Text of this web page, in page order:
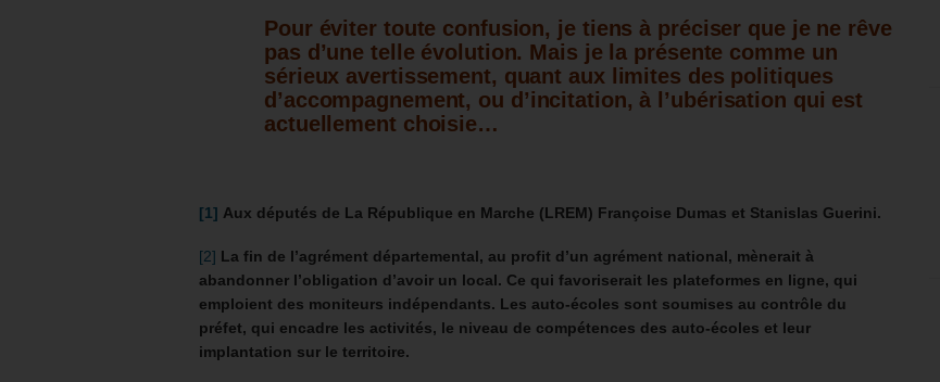
Pour éviter toute confusion, je tiens à préciser que je ne rêve
pas d’une telle évolution. Mais je la présente comme un
sérieux avertissement, quant aux limites des politiques
d’accompagnement, ou d’incitation, à l’ubérisation qui est
actuellement choisie…
[1] Aux députés de La République en Marche (LREM) Françoise Dumas et Stanislas Guerini.
[2] La fin de l’agrément départemental, au profit d’un agrément national, mènerait à
abandonner l’obligation d’avoir un local. Ce qui favoriserait les plateformes en ligne, qui
emploient des moniteurs indépendants. Les auto-écoles sont soumises au contrôle du
préfet, qui encadre les activités, le niveau de compétences des auto-écoles et leur
implantation sur le territoire.